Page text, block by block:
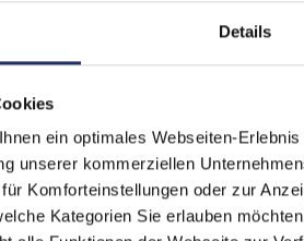
Details
ein optimales Webseiten-
unserer kommerziellen
Komforteinstellungen oder zur
Kategorien Sie erlauben
liegt im Normalfall
übernehmen.